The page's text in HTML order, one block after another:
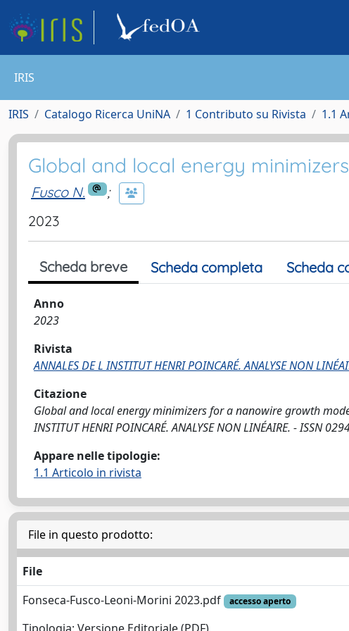
IRIS
IRIS Catalogo Ricerca UniNA 1 Contributo su Rivista 1.1
Global and local energy
Fusco N.
;
2023
Scheda breve Scheda completa Scheda
Anno
2023
Rivista
ANNALES DE L INSTITUT HENRI POINCARÉ. ANALYSE NON
Citazione
Global and local energy minimizers for a nanowire growth
INSTITUT HENRI POINCARÉ. ANALYSE NON LINÉAIRE. - ISSN
Appare nelle tipologie:
1.1 Articolo in rivista
File in questo prodotto:
File
Fonseca-Fusco-Leoni-Morini 2023.pdf
accesso aperto